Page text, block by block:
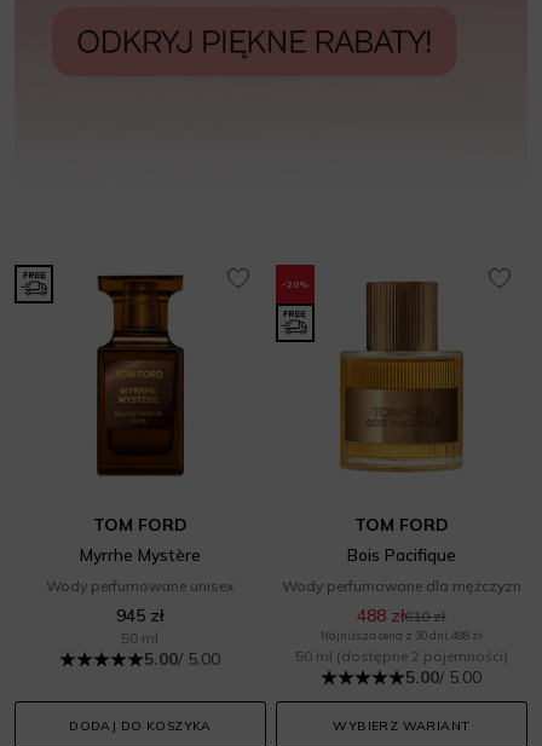
TOM FORD
Myrrhe Mystère
Wody perfumowane unisex
945 zł
50 ml
5.00/ 5.00
DODAJ DO KOSZYKA
-20%
TOM FORD
Bois Pacifique
Wody perfumowane dla mężczyzn
488 zł610 zł
Najniższa cena z 30 dni: 488 zł
50 ml (dostępne 2 pojemności)
5.00/ 5.00
WYBIERZ WARIANT